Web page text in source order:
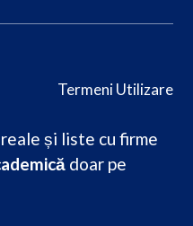
Termeni Utilizare
și liste cu firme
doar pe